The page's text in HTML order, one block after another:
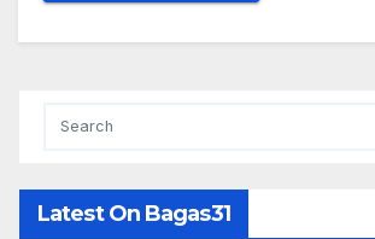
Latest On Bagas31